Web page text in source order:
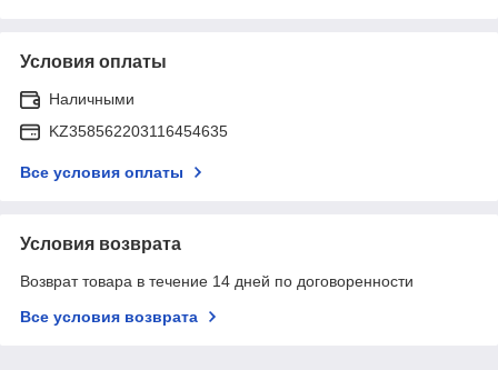
Условия оплаты
Наличными
KZ358562203116454635
Все условия оплаты
Условия возврата
Возврат товара в течение 14 дней по договоренности
Все условия возврата